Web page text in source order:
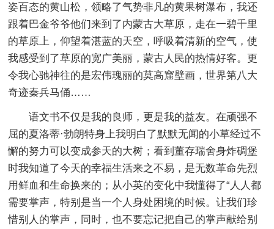
姿百态的黄山松，领略了气势非凡的黄果树瀑布，我还
跟着巴金爷爷他们来到了内蒙古大草原，走在一碧千里
的草原上，仰望着湛蓝的天空，呼吸着清新的空气，使
我感受到了草原的宽广美丽，蒙古人民的热情好客。更
令我心驰神往的是宏伟瑰丽的莫高窟壁画，世界第八大
奇迹秦兵马俑……
语文书不仅是我的良师，更是我的益友。在顽强不
屈的夏洛蒂·勃朗特身上我明白了默默无闻的小草经过不
懈的努力可以变成参天的大树；看到董存瑞舍身炸碉堡
时我知道了今天的幸福生活来之不易，是无数革命先烈
用鲜血和生命换来的；从小英的变化中我懂得了“人人都
需要掌声，特别是当一个人身处困境的时候。让我们珍
惜别人的掌声，同时，也不要忘记把自己的掌声献给别